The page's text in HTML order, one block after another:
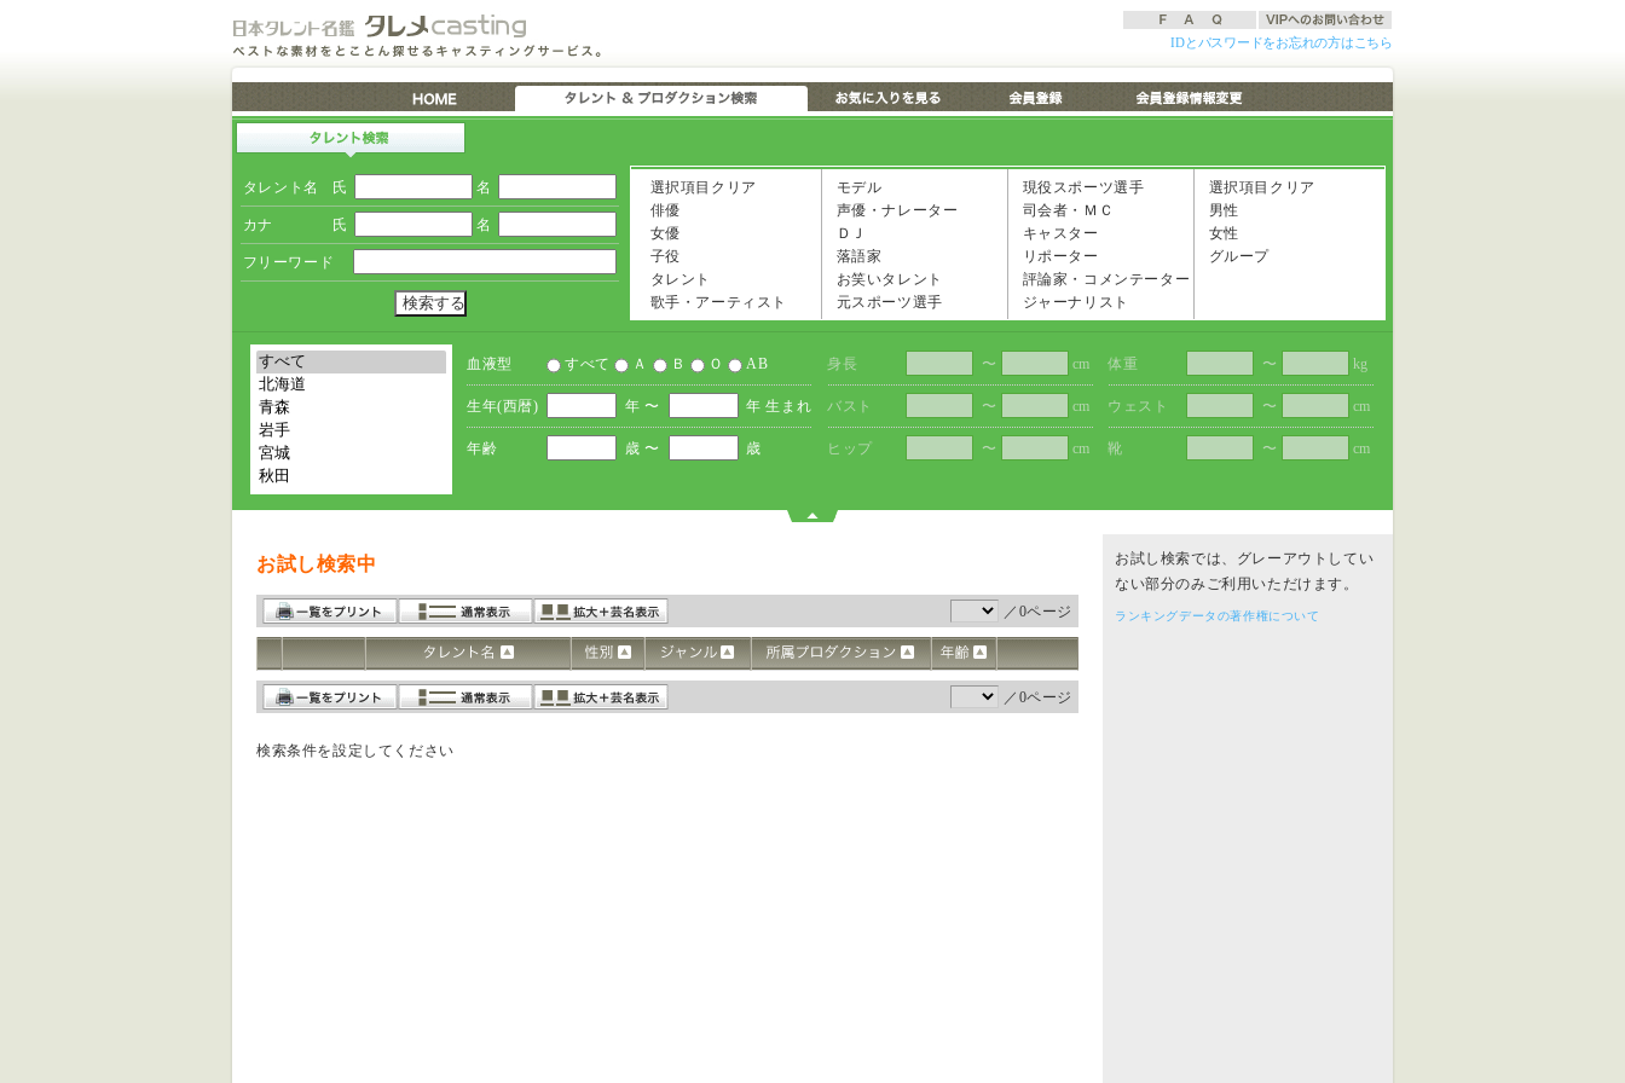
IDとパスワードをお忘れの方はこちら
タレント名 氏 名
カナ 氏 名
フリーワード
選択項目クリア
俳優
女優
子役
タレント
歌手・アーティスト
モデル
声優・ナレーター
ＤＪ
落語家
お笑いタレント
元スポーツ選手
現役スポーツ選手
司会者・ＭＣ
キャスター
リポーター
評論家・コメンテーター
ジャーナリスト
選択項目クリア
男性
女性
グループ
血液型 すべて Ａ Ｂ Ｏ AB
生年(西暦) 年 〜 年 生まれ
年齢 歳 〜 歳
身長 〜 cm
バスト 〜 cm
ヒップ 〜 cm
体重 〜 kg
ウェスト 〜 cm
靴 〜 cm
お試し検索中
／0ページ
／0ページ
検索条件を設定してください
お試し検索では、グレーアウトしてい
ない部分のみご利用いただけます。
ランキングデータの著作権について